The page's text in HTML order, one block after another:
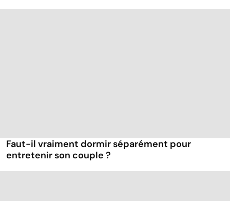
Faut-il vraiment dormir séparément pour
entretenir son couple ?